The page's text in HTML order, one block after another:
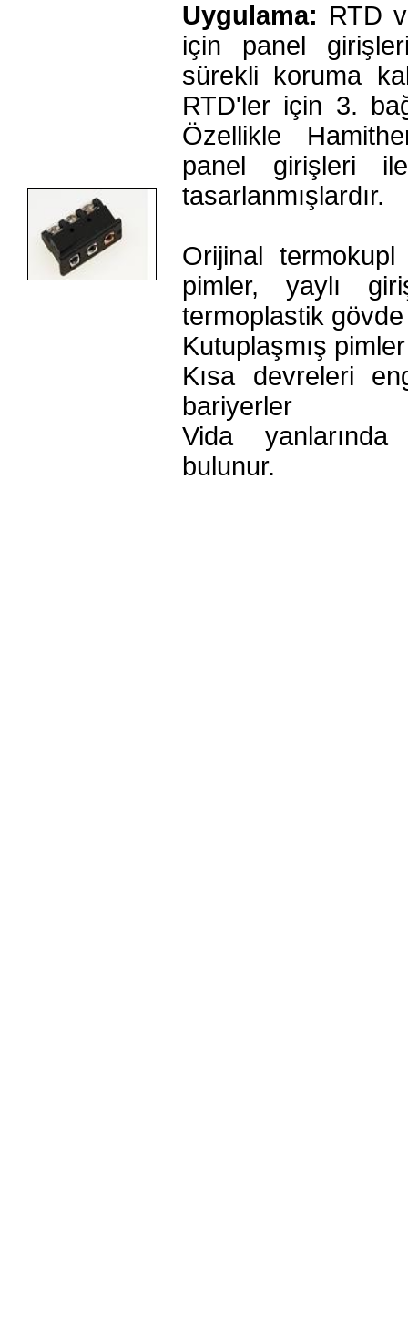
Uygulama: RTD
için panel
sürekli koruma
RTD'ler için 3.
Özellikle
panel girişleri
tasarlanmışlardır.
Orijinal
pimler, yaylı
termoplastik gövde
Kutuplaşmış pimler
Kısa devreleri
bariyerler
Vida
bulunur.